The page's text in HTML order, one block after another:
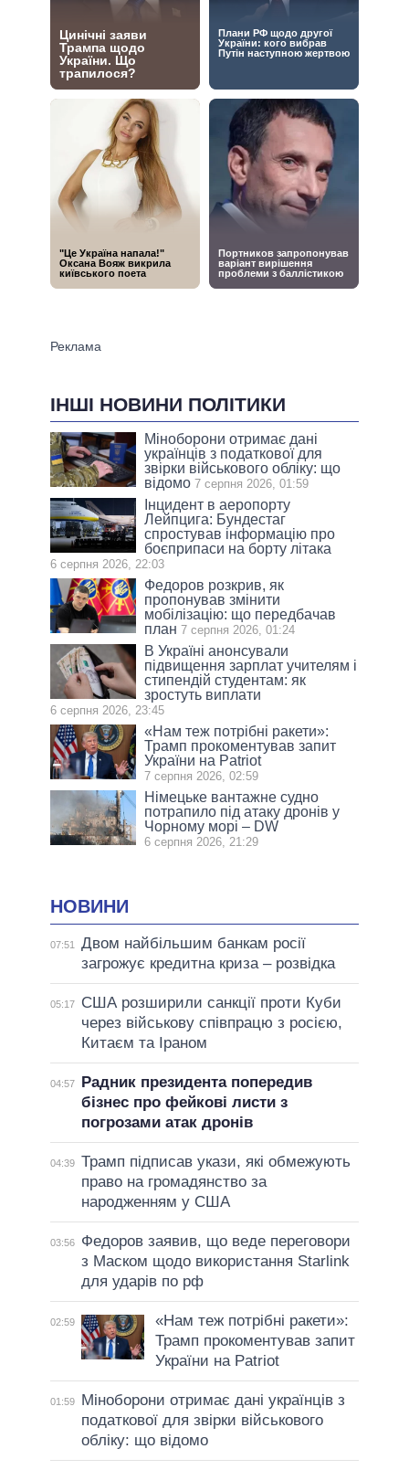
ІНШІ НОВИНИ ПОЛІТИКИ
Міноборони отримає дані
українців з податкової для
звірки військового обліку: що
відомо 7 серпня 2026, 01:59
Інцидент в аеропорту
Лейпцига: Бундестаг
спростував інформацію про
боєприпаси на борту літака
6 серпня 2026, 22:03
Федоров розкрив, як
пропонував змінити
мобілізацію: що передбачав
план 7 серпня 2026, 01:24
В Україні анонсували
підвищення зарплат учителям і
стипендій студентам: як
зростуть виплати
6 серпня 2026, 23:45
«Нам теж потрібні ракети»:
Трамп прокоментував запит
України на Patriot
7 серпня 2026, 02:59
Німецьке вантажне судно
потрапило під атаку дронів у
Чорному морі – DW
6 серпня 2026, 21:29
НОВИНИ
07:51
Двом найбільшим банкам росії
загрожує кредитна криза – розвідка
05:17
США розширили санкції проти Куби
через військову співпрацю з росією,
Китаєм та Іраном
04:57
Радник президента попередив
бізнес про фейкові листи з
погрозами атак дронів
04:39 Трамп підписав укази, які обмежують
право на громадянство за
народженням у США
03:56
Федоров заявив, що веде переговори
з Маском щодо використання Starlink
для ударів по рф
02:59
«Нам теж потрібні ракети»:
Трамп прокоментував запит
України на Patriot
01:59
Міноборони отримає дані українців з
податкової для звірки військового
обліку: що відомо